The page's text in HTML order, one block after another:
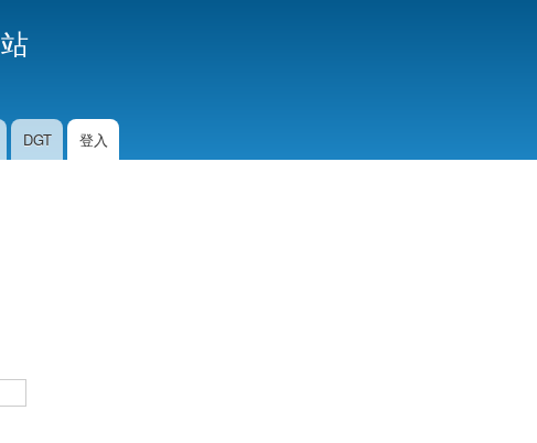
DGT 登入